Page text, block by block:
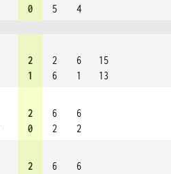
0
5
4
2
1
2
6
6
1
15
13
2
0
6
2
6
2
2
6
6